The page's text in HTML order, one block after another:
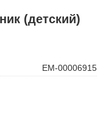
(детский)
ЕМ-00006915